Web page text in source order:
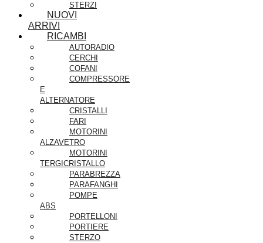
STERZI
NUOVI
ARRIVI
RICAMBI
AUTORADIO
CERCHI
COFANI
COMPRESSORE
E
ALTERNATORE
CRISTALLI
FARI
MOTORINI
ALZAVETRO
MOTORINI
TERGICRISTALLO
PARABREZZA
PARAFANGHI
POMPE
ABS
PORTELLONI
PORTIERE
STERZO